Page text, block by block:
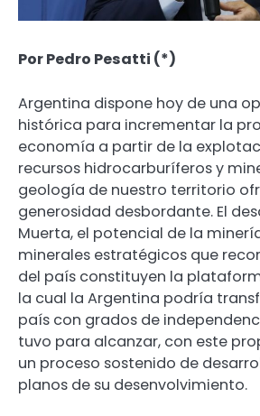
Por Pedro Pesatti (*)
Argentina dispone hoy de una
histórica para incrementar la
economía a partir de la
recursos hidrocarburíferos y
geología de nuestro territorio
generosidad desbordante. El
Muerta, el potencial de la
minerales estratégicos que
del país constituyen la
la cual la Argentina podría
país con grados de
tuvo para alcanzar, con este
un proceso sostenido de
planos de su desenvolvimiento.